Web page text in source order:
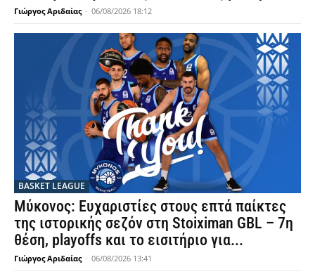
Γιώργος Αριδαίας - 06/08/2026 18:12
BASKET LEAGUE
Μύκονος: Ευχαριστίες στους επτά παίκτες
της ιστορικής σεζόν στη Stoiximan GBL – 7η
θέση, playoffs και το εισιτήριο για...
Γιώργος Αριδαίας - 06/08/2026 13:41